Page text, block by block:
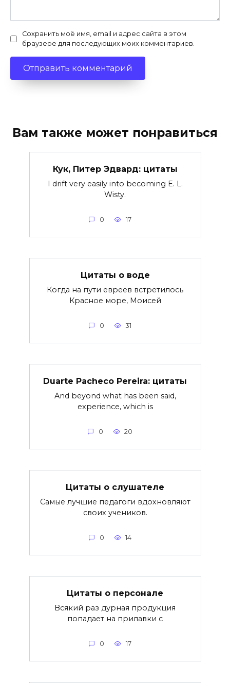
Сохранить моё имя, email и адрес сайта в этом
браузере для последующих моих комментариев.
Вам также может понравиться
Кук, Питер Эдвард: цитаты
I drift very easily into becoming E. L.
Wisty.
0 17
Цитаты о воде
Когда на пути евреев встретилось
Красное море, Моисей
0 31
Duarte Pacheco Pereira: цитаты
And beyond what has been said,
experience, which is
0 20
Цитаты о слушателе
Самые лучшие педагоги вдохновляют
своих учеников.
0 14
Цитаты о персонале
Всякий раз дурная продукция
попадает на прилавки с
0 17